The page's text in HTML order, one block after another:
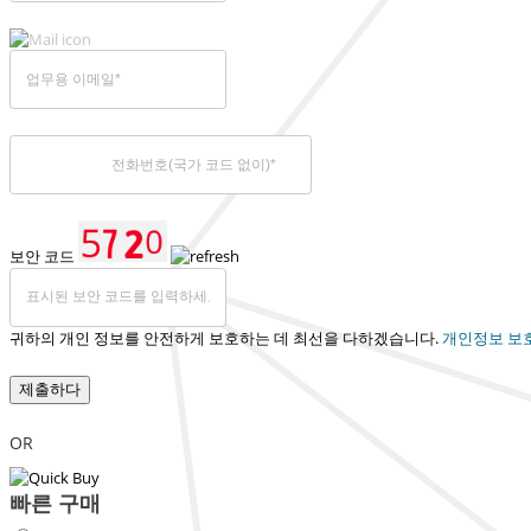
보안 코드
귀하의 개인 정보를 안전하게 보호하는 데 최선을 다하겠습니다. 개인정보 보
제출하다
OR
빠른 구매